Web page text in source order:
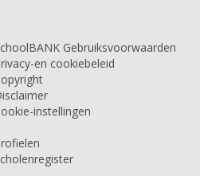
Gebruiksvoorwaarden
en cookiebeleid
instellingen